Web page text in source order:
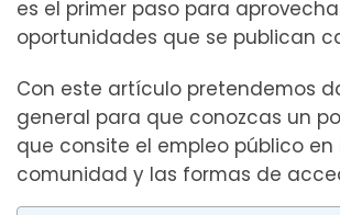
es el primer paso para
oportunidades que se publican
Con este artículo pretendemos
general para que conozcas un
que consite el empleo público en
comunidad y las formas de